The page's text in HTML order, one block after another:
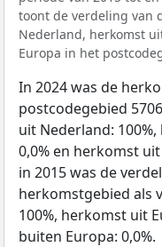
toont de verdeling van
Nederland, herkomst
Europa in het
In 2024 was de
postcodegebied
uit Nederland:
0,0% en herkomst
in 2015 was de
herkomstgebied als
100%, herkomst uit
buiten Europa: 0,0%.